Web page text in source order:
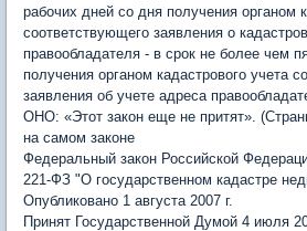
рабочих дней со дня получения органом
соответствующего заявления о
правообладателя - в срок не более чем
получения органом кадастрового учета
заявления об учете адреса
ОНО: «Этот закон еще не притят».
на самом законе
Федеральный закон Российской
221-ФЗ "О государственном кадастре
Опубликовано 1 августа 2007 г.
Принят Государственной Думой 4 июля